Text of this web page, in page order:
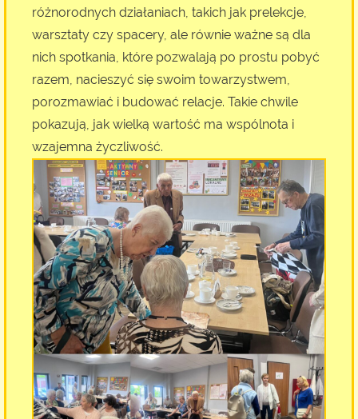
różnorodnych działaniach, takich jak prelekcje,
warsztaty czy spacery, ale równie ważne są dla
nich spotkania, które pozwalają po prostu pobyć
razem, nacieszyć się swoim towarzystwem,
porozmawiać i budować relacje. Takie chwile
pokazują, jak wielką wartość ma wspólnota i
wzajemna życzliwość.